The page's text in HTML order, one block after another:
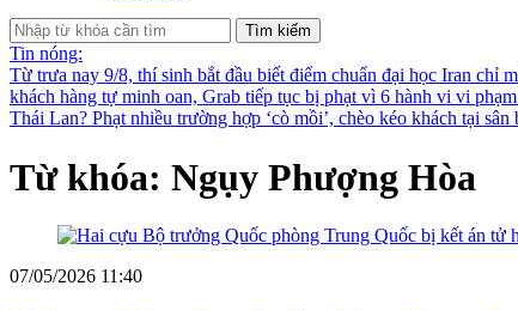
Tìm kiếm
Tin nóng:
Từ trưa nay 9/8, thí sinh bắt đầu biết điểm chuẩn đại học Iran chỉ
khách hàng tự minh oan, Grab tiếp tục bị phạt vì 6 hành vi vi
Thái Lan? Phạt nhiều trường hợp ‘cò mồi’, chèo kéo khách tại
Từ khóa: Ngụy Phượng Hòa
07/05/2026 11:40